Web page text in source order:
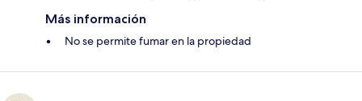
Más información
No se permite fumar en la propiedad